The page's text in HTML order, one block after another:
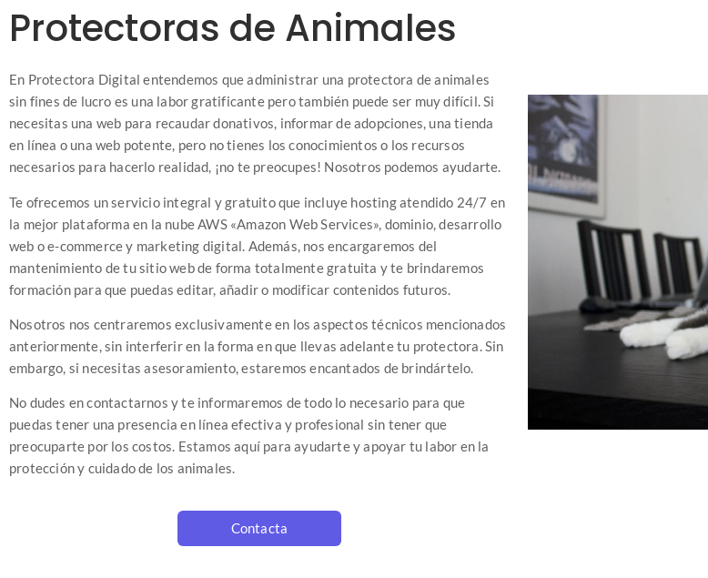
Protectoras de Animales
En Protectora Digital entendemos que administrar una protectora de animales
sin fines de lucro es una labor gratificante pero también puede ser muy difícil. Si
necesitas una web para recaudar donativos, informar de adopciones, una tienda
en línea o una web potente, pero no tienes los conocimientos o los recursos
necesarios para hacerlo realidad, ¡no te preocupes! Nosotros podemos ayudarte.
Te ofrecemos un servicio integral y gratuito que incluye hosting atendido 24/7 en
la mejor plataforma en la nube AWS «Amazon Web Services», dominio, desarrollo
web o e-commerce y marketing digital. Además, nos encargaremos del
mantenimiento de tu sitio web de forma totalmente gratuita y te brindaremos
formación para que puedas editar, añadir o modificar contenidos futuros.
Nosotros nos centraremos exclusivamente en los aspectos técnicos mencionados
anteriormente, sin interferir en la forma en que llevas adelante tu protectora. Sin
embargo, si necesitas asesoramiento, estaremos encantados de brindártelo.
No dudes en contactarnos y te informaremos de todo lo necesario para que
puedas tener una presencia en línea efectiva y profesional sin tener que
preocuparte por los costos. Estamos aquí para ayudarte y apoyar tu labor en la
protección y cuidado de los animales.
Contacta